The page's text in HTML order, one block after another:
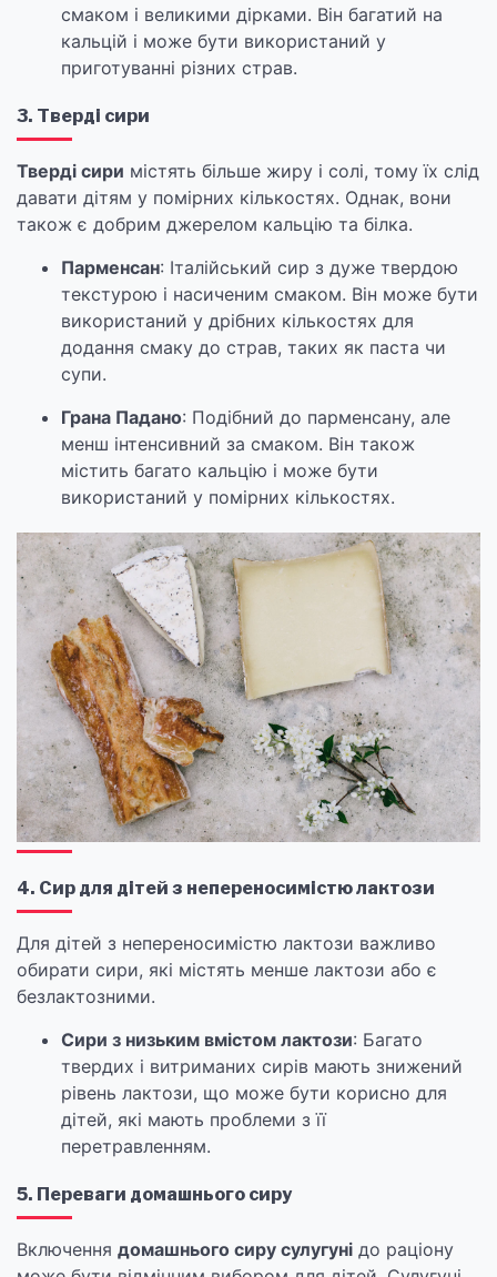
смаком і великими дірками. Він багатий на
кальцій і може бути використаний у
приготуванні різних страв.
3. Тверді сири
Тверді сири містять більше жиру і солі, тому їх слід
давати дітям у помірних кількостях. Однак, вони
також є добрим джерелом кальцію та білка.
Парменсан: Італійський сир з дуже твердою
текстурою і насиченим смаком. Він може бути
використаний у дрібних кількостях для
додання смаку до страв, таких як паста чи
супи.
Грана Падано: Подібний до парменсану, але
менш інтенсивний за смаком. Він також
містить багато кальцію і може бути
використаний у помірних кількостях.
4. Сир для дітей з непереносимістю лактози
Для дітей з непереносимістю лактози важливо
обирати сири, які містять менше лактози або є
безлактозними.
Сири з низьким вмістом лактози: Багато
твердих і витриманих сирів мають знижений
рівень лактози, що може бути корисно для
дітей, які мають проблеми з її
перетравленням.
5. Переваги домашнього сиру
Включення домашнього сиру сулугуні до раціону